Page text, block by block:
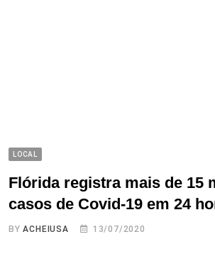
LOCAL
Flórida registra mais de 15
casos de Covid-19 em 24
BYACHEIUSA 13/07/2020